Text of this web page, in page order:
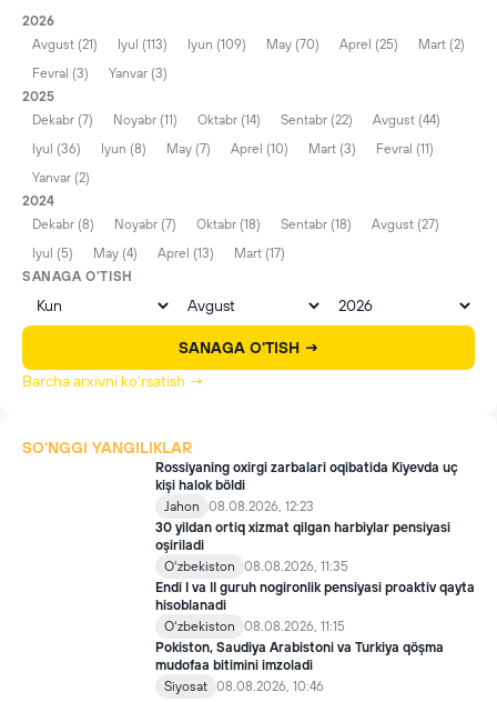
2026
Avgust (21)
Iyul (113) Iyun (109) May (70) Aprel (25)
Mart (2)
Fevral (3)
Yanvar (3)
2025
Dekabr (7)
Noyabr (11) Oktabr (14) Sentabr (22)
Avgust (44)
Iyul (36)
Iyun (8) May (7) Aprel (10) Mart (3)
Fevral (11)
Yanvar (2)
2024
Dekabr (8)
Noyabr (7) Oktabr (18) Sentabr (18)
Avgust (27)
Iyul (5)
May (4) Aprel (13)
Mart (17)
SANAGA O'TISH
SANAGA O'TISH →
Barcha arxivni ko'rsatish →
SO'NGGI YANGILIKLAR
Rossiyaning oxirgi zarbalari oqibatida Kiyevda uç
kişi halok böldi
Jahon
08.08.2026, 12:23
30 yildan ortiq xizmat qilgan harbiylar pensiyasi
oşiriladi
Oʻzbekiston
08.08.2026, 11:35
Endi I va II guruh nogironlik pensiyasi proaktiv qayta
hisoblanadi
Oʻzbekiston
08.08.2026, 11:15
Pokiston, Saudiya Arabistoni va Turkiya qöşma
mudofaa bitimini imzoladi
Siyosat 08.08.2026, 10:46